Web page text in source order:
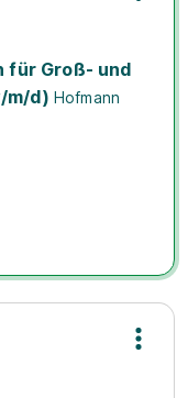
für Groß- und
m/d) Hofmann